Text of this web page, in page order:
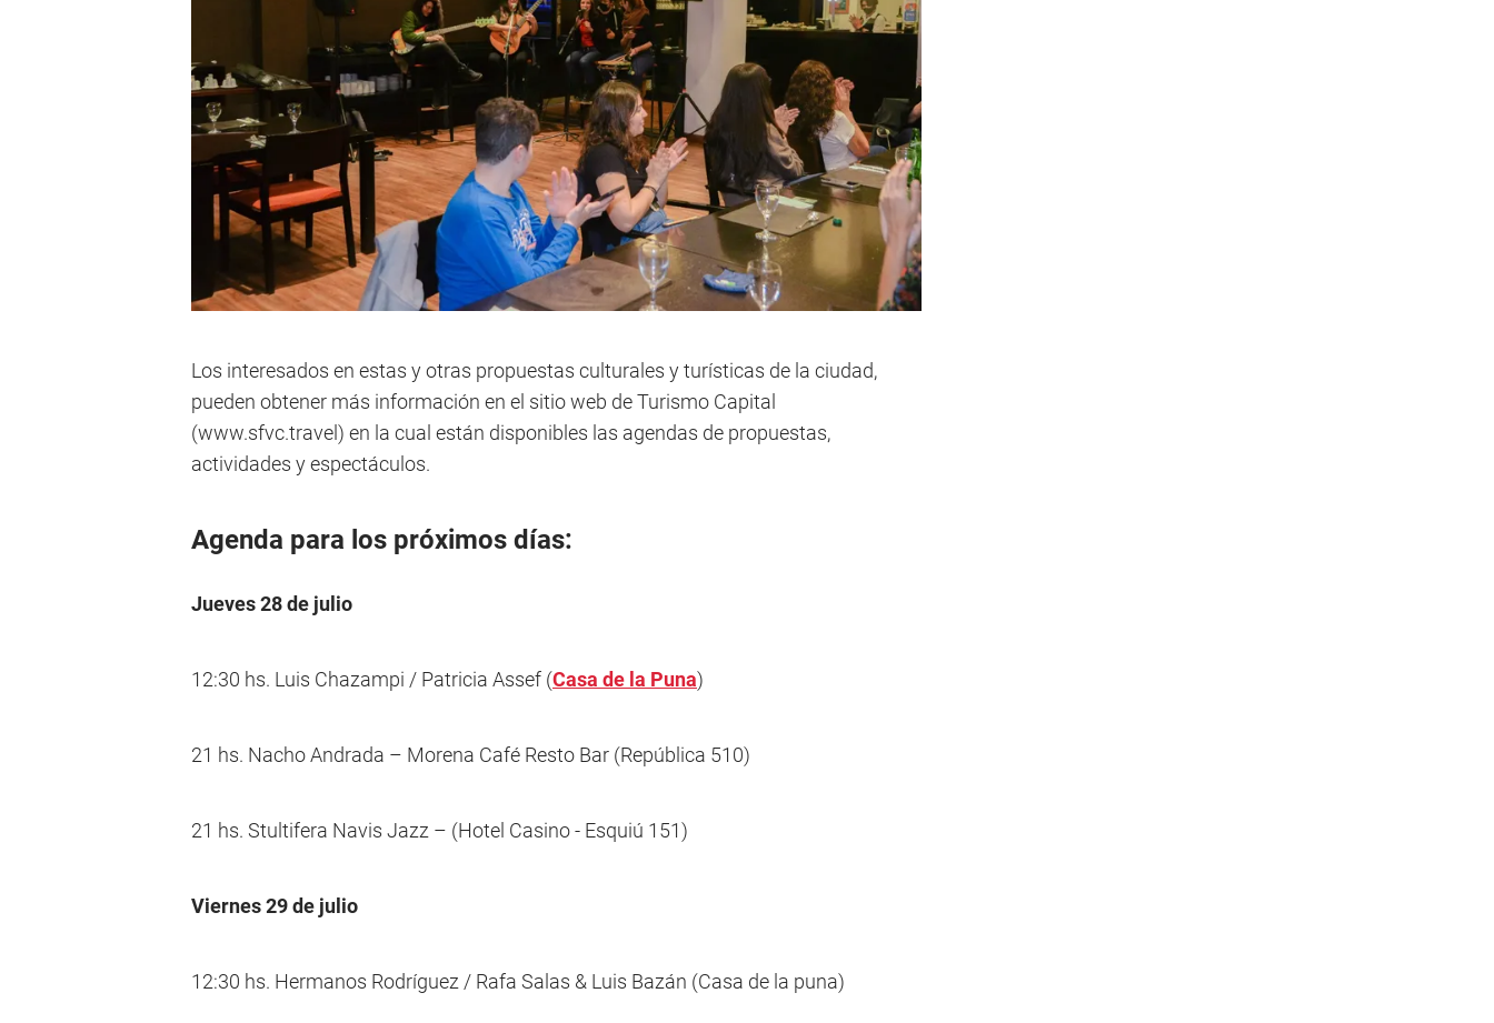
Los interesados en estas y otras propuestas culturales y turísticas de la ciudad,
pueden obtener más información en el sitio web de Turismo Capital
(www.sfvc.travel) en la cual están disponibles las agendas de propuestas,
actividades y espectáculos.
Agenda para los próximos días:
Jueves 28 de julio
12:30 hs. Luis Chazampi / Patricia Assef (Casa de la Puna)
21 hs. Nacho Andrada – Morena Café Resto Bar (República 510)
21 hs. Stultifera Navis Jazz – (Hotel Casino - Esquiú 151)
Viernes 29 de julio
12:30 hs. Hermanos Rodríguez / Rafa Salas & Luis Bazán (Casa de la puna)